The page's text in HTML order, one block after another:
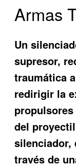
Armas
Un
supresor,
traumática
redirigir la
del
silenciador,
través de